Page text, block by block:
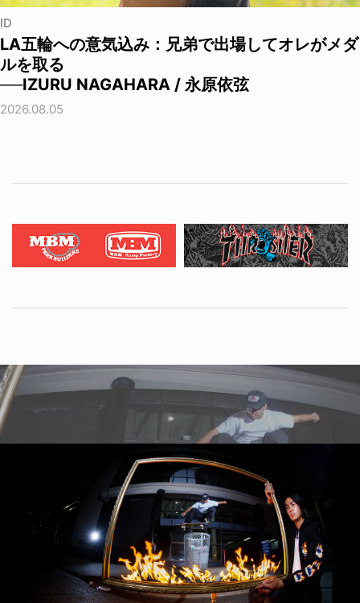
ID
LA五輪への意気込み：兄弟で出場してオレがメダ
ルを取る
──IZURU NAGAHARA / 永原依弦
2026.08.05